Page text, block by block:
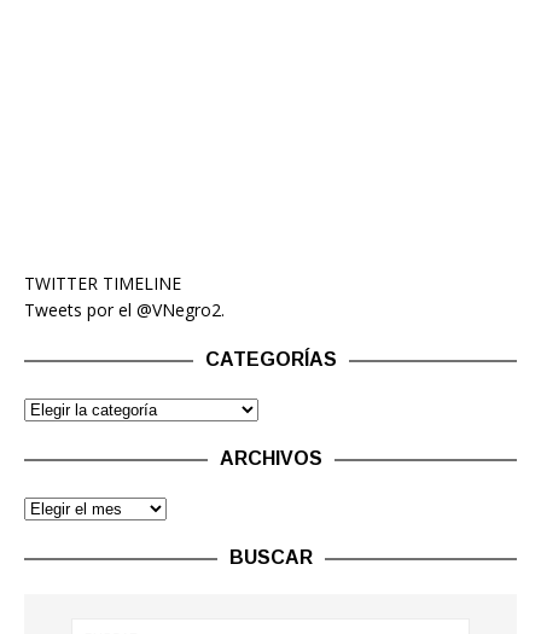
TWITTER TIMELINE
Tweets por el @VNegro2.
CATEGORÍAS
ARCHIVOS
BUSCAR